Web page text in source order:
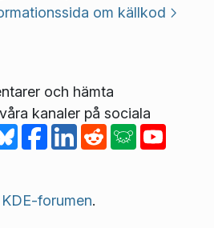
om källkod
och hämta
kanaler på sociala
KDE-forumen.